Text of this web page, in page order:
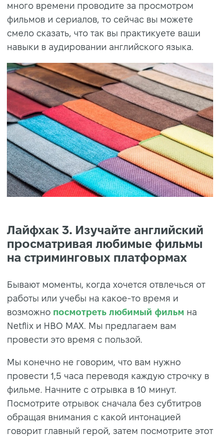
много времени проводите за просмотром
фильмов и сериалов, то сейчас вы можете
смело сказать, что так вы практикуете ваши
навыки в аудировании английского языка.
Лайфхак 3. Изучайте английский
просматривая любимые фильмы
на стриминговых платформах
Бывают моменты, когда хочется отвлечься от
работы или учебы на какое-то время и
возможно посмотреть любимый фильм на
Netflix и HBO MAX. Мы предлагаем вам
провести это время с пользой.
Мы конечно не говорим, что вам нужно
провести 1,5 часа переводя каждую строчку в
фильме. Начните с отрывка в 10 минут.
Посмотрите отрывок сначала без субтитров
обращая внимания с какой интонацией
говорит главный герой, затем посмотрите этот